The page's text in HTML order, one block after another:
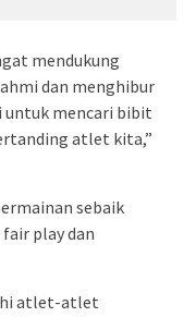
mendukung
dan menghibur
untuk mencari bibit
atlet kita,”
sebaik
play dan
atlet-atlet